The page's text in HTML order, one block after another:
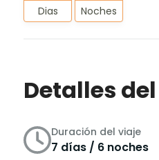
Dias Noches
Detalles
Duración del viaje
7 días / 6 noches